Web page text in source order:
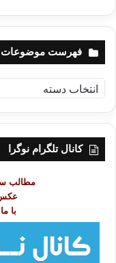
فهرست موضوعات
ه
ر
کانال تلگرام نوگرا
مطالب
با